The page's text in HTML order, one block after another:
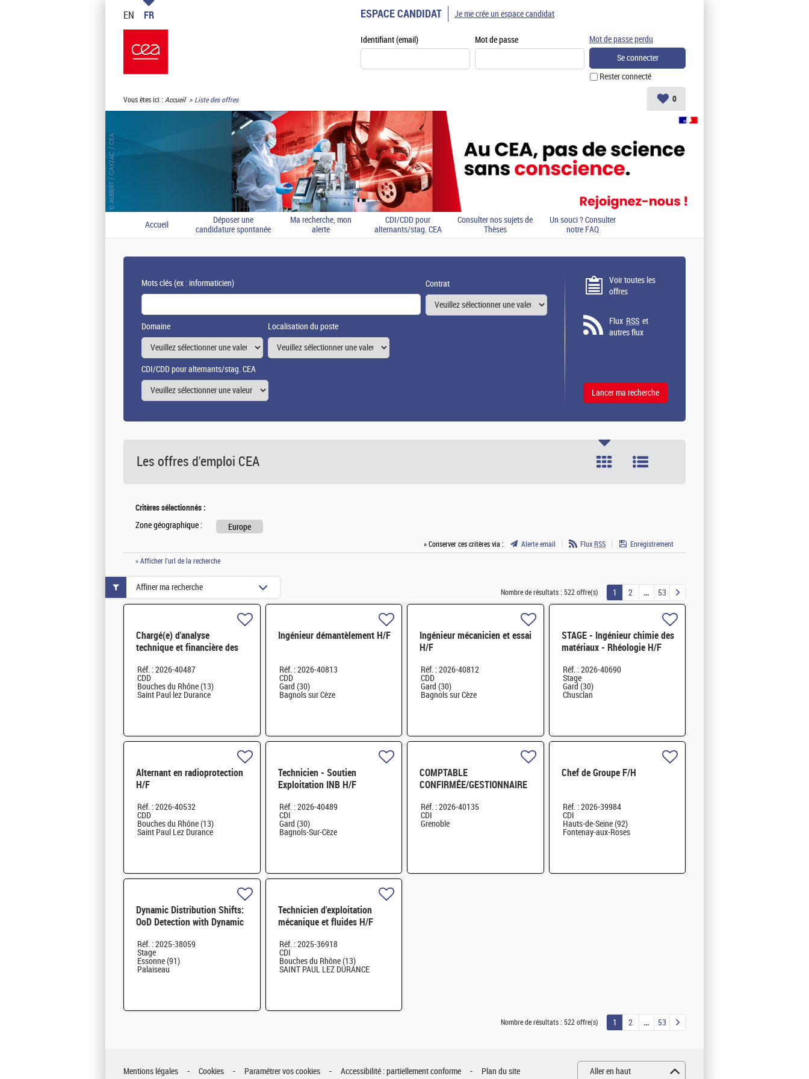
EN FR ESPACE CANDIDAT
Identifiant (email) Mot de passe
Rester connecté
Mot de passe perdu
Je me crée un espace candidat
Vous êtes ici : Accueil Liste des offres 0
Accueil
Déposer une
candidature spontanée
Ma recherche, mon
alerte
CDI/CDD pour
alternants/stag. CEA
Consulter nos sujets de
Thèses
Un souci ? Consulter
notre FAQ
Mots clés(ex : informaticien) Contrat
Domaine Localisation du poste
CDI/CDD pour alternants/stag. CEA
Voir toutes les
offres
Flux RSS et
autres flux
Les offres d'emploi CEA
Critères sélectionnés :
Zone géographique : Europe
» Conserver ces critères via : Alerte email Flux RSS
Enregistrement
» Afficher l'url de la recherche
Nombre de résultats : 522 offre(s) 1 2 53
Chargé(e) d'analyse
technique et financière des
électromécanique H/F
Réf. : 2026-40487
CDD
Bouches du Rhône (13)
Saint Paul lez Durance
Ingénieur démantèlement H/F
Réf. : 2026-40813
CDD
Gard (30)
Bagnols sur Cèze
Ingénieur mécanicien et essai
H/F
Réf. : 2026-40812
CDD
Gard (30)
Bagnols sur Cèze
STAGE - Ingénieur chimie des
matériaux - Rhéologie H/F
Réf. : 2026-40690
Stage
Gard (30)
Chusclan
Alternant en radioprotection
H/F
Réf. : 2026-40532
CDD
Bouches du Rhône (13)
Saint Paul Lez Durance
Technicien - Soutien
Exploitation INB H/F
Réf. : 2026-40489
CDI
Gard (30)
Bagnols-Sur-Cèze
COMPTABLE
CONFIRMÉE/GESTIONNAIRE
Réf. : 2026-40135
CDI
Grenoble
Chef de Groupe F/H
Réf. : 2026-39984
CDI
Hauts-de-Seine (92)
Fontenay-aux-Roses
Dynamic Distribution Shifts:
OoD Detection with Dynamic
Réf. : 2025-38059
Stage
Essonne (91)
Palaiseau
Technicien d'exploitation
mécanique et fluides H/F
Réf. : 2025-36918
CDI
Bouches du Rhône (13)
SAINT PAUL LEZ DURANCE
Affiner ma recherche
Nombre de résultats : 522 offre(s) 1 2 53
Mentions légales Cookies Paramétrer vos cookies Accessibilité : partiellement conforme Plan du site Aller en haut